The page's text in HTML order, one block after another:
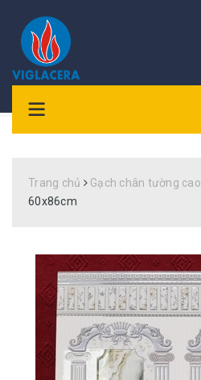
Trang chủ Gạch chân tường cao
60x86cm